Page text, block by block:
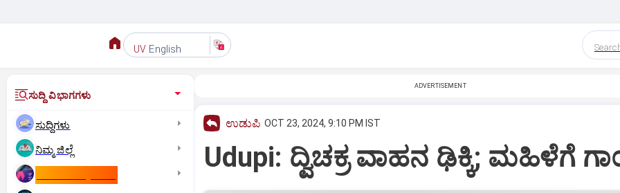
UV English
ಸುದ್ದಿ ವಿಭಾಗಗಳು
ಸುದ್ದಿಗಳು
ನಿಮ್ಮ ಜಿಲ್ಲೆ
ADVERTISEMENT
ಉಡುಪಿ OCT 23, 2024, 9:10 PM IST
Udupi: ದ್ವಿಚಕ್ರ ವಾಹನ ಢಿಕ್ಕಿ; ಮಹಿಳೆಗೆ